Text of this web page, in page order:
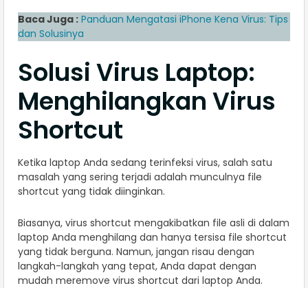
Baca Juga : Panduan Mengatasi iPhone Kena Virus: Tips
dan Solusinya
Solusi Virus Laptop:
Menghilangkan Virus
Shortcut
Ketika laptop Anda sedang terinfeksi virus, salah satu
masalah yang sering terjadi adalah munculnya file
shortcut yang tidak diinginkan.
Biasanya, virus shortcut mengakibatkan file asli di dalam
laptop Anda menghilang dan hanya tersisa file shortcut
yang tidak berguna. Namun, jangan risau dengan
langkah-langkah yang tepat, Anda dapat dengan
mudah meremove virus shortcut dari laptop Anda.